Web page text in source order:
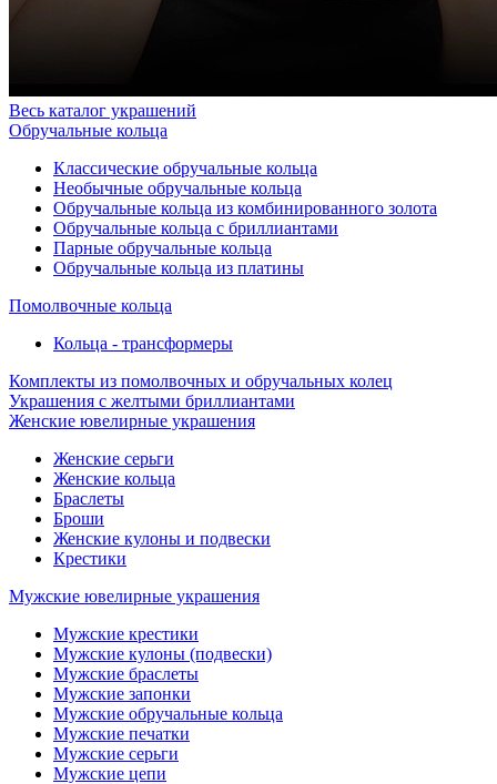
Весь каталог украшений
Обручальные кольца
Классические обручальные кольца
Необычные обручальные кольца
Обручальные кольца из комбинированного золота
Обручальные кольца с бриллиантами
Парные обручальные кольца
Обручальные кольца из платины
Помолвочные кольца
Кольца - трансформеры
Комплекты из помолвочных и обручальных колец
Украшения с желтыми бриллиантами
Женские ювелирные украшения
Женские серьги
Женские кольца
Браслеты
Броши
Женские кулоны и подвески
Крестики
Мужские ювелирные украшения
Мужские крестики
Мужские кулоны (подвески)
Мужские браслеты
Мужские запонки
Мужские обручальные кольца
Мужские печатки
Мужские серьги
Мужские цепи